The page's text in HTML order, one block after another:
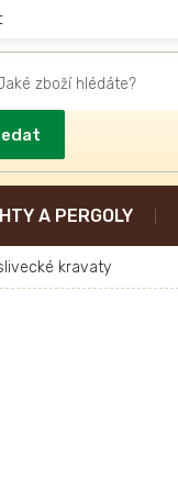
A PERGOLY
kravaty